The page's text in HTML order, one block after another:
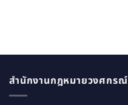
สำนักงานกฎหมายวงศกรณ์